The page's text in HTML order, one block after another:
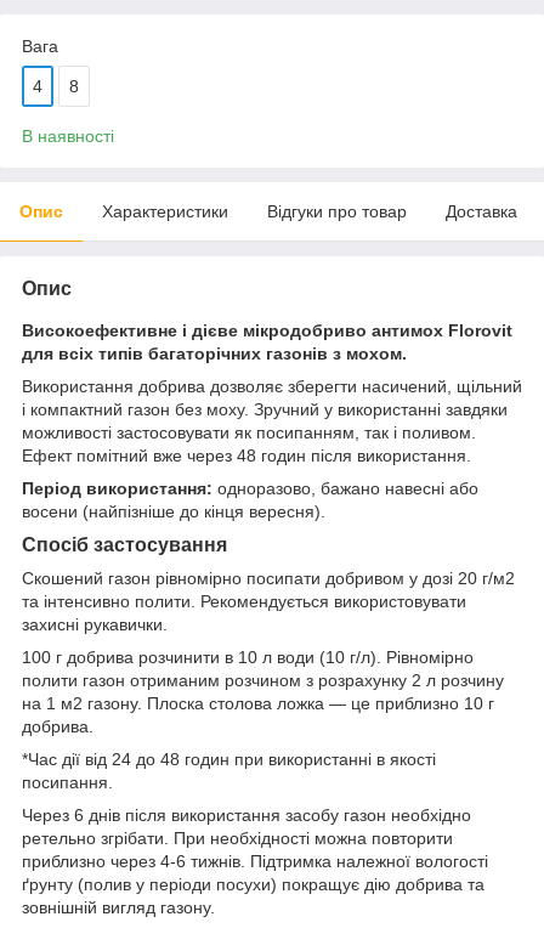
Вага
4 8
В наявності
Опис Характеристики Відгуки про товар Доставка
Опис
Високоефективне і дієве мікродобриво антимох Florovit
для всіх типів багаторічних газонів з мохом.
Використання добрива дозволяє зберегти насичений, щільний
і компактний газон без моху. Зручний у використанні завдяки
можливості застосовувати як посипанням, так і поливом.
Ефект помітний вже через 48 годин після використання.
Період використання: одноразово, бажано навесні або
восени (найпізніше до кінця вересня).
Спосіб застосування
Скошений газон рівномірно посипати добривом у дозі 20 г/м2
та інтенсивно полити. Рекомендується використовувати
захисні рукавички.
100 г добрива розчинити в 10 л води (10 г/л). Рівномірно
полити газон отриманим розчином з розрахунку 2 л розчину
на 1 м2 газону. Плоска столова ложка — це приблизно 10 г
добрива.
*Час дії від 24 до 48 годин при використанні в якості
посипання.
Через 6 днів після використання засобу газон необхідно
ретельно згрібати. При необхідності можна повторити
приблизно через 4-6 тижнів. Підтримка належної вологості
ґрунту (полив у періоди посухи) покращує дію добрива та
зовнішній вигляд газону.